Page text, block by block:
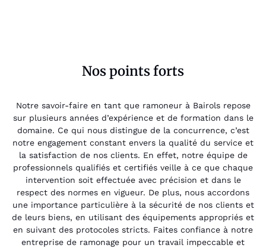
Nos points forts
Notre savoir-faire en tant que ramoneur à Bairols repose
sur plusieurs années d’expérience et de formation dans le
domaine. Ce qui nous distingue de la concurrence, c’est
notre engagement constant envers la qualité du service et
la satisfaction de nos clients. En effet, notre équipe de
professionnels qualifiés et certifiés veille à ce que chaque
intervention soit effectuée avec précision et dans le
respect des normes en vigueur. De plus, nous accordons
une importance particulière à la sécurité de nos clients et
de leurs biens, en utilisant des équipements appropriés et
en suivant des protocoles stricts. Faites confiance à notre
entreprise de ramonage pour un travail impeccable et